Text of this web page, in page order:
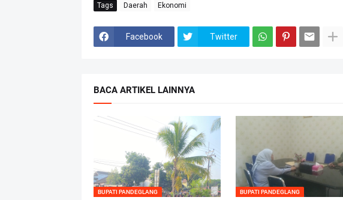
Tags Daerah Ekonomi
Facebook Twitter
BACA ARTIKEL LAINNYA
BUPATI PANDEGLANG BUPATI PANDEGLANG